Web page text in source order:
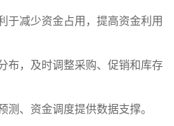
于减少资金占用，提高资金利用
布，及时调整采购、促销和库存
、资金调度提供数据支撑。